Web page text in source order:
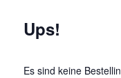
Ups!
Es sind keine